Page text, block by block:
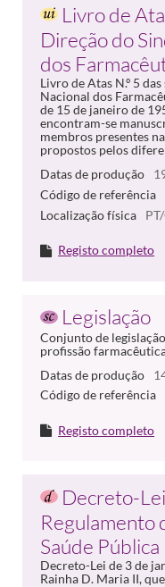
Livro de
Direção do
dos
Livro de Atas N.º 5
Nacional dos
de 15 de janeiro de
encontram-se
membros presentes
propostos pelos
Datas de produção
Código de referência
Localização física
Registo completo
Legislação
Conjunto de
profissão
Datas de produção
Código de referência
Registo completo
Decreto-
Regulamento
Saúde Pública
Decreto-Lei de 3 de
Rainha D. Maria II,